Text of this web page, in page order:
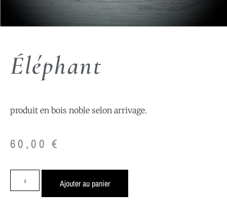
Éléphant
produit en bois noble selon arrivage.
60,00€
Ajouter au panier